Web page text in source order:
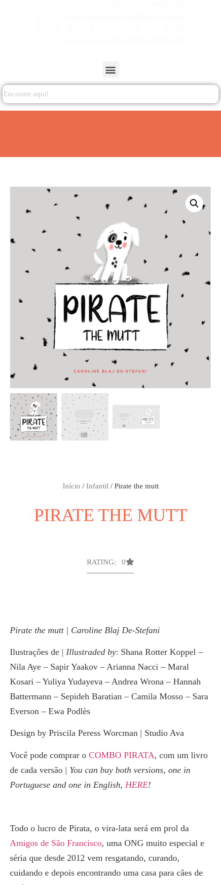
Início / Infantil / Pirate the mutt
PIRATE THE MUTT
RATING: 0
Pirate the mutt | Caroline Blaj De-Stefani
Ilustrações de | Illustraded by: Shana Rotter Koppel –
Nila Aye – Sapir Yaakov – Arianna Nacci – Maral
Kosari – Yuliya Yudayeva – Andrea Wrona – Hannah
Battermann – Sepideh Baratian – Camila Mosso – Sara
Everson – Ewa Podlès
Design by Priscila Peress Worcman | Studio Ava
Você pode comprar o COMBO PIRATA, com um livro
de cada versão | You can buy both versions, one in
Portuguese and one in English, HERE!
Todo o lucro de Pirata, o vira-lata será em prol da
Amigos de São Francisco, uma ONG muito especial e
séria que desde 2012 vem resgatando, curando,
cuidando e depois encontrando uma casa para cães de